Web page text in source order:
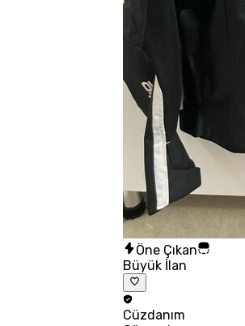
Öne Çıkan
Büyük İlan
Cüzdanım